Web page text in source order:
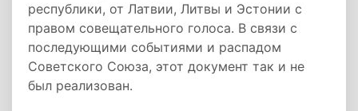
республики, от Латвии, Литвы и Эстонии с
правом совещательного голоса. В связи с
последующими событиями и распадом
Советского Союза, этот документ так и не
был реализован.